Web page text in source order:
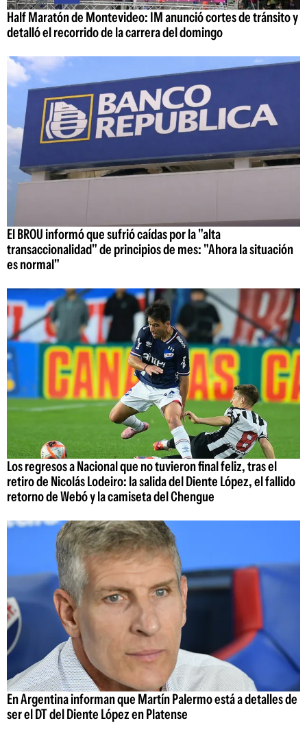
Half Maratón de Montevideo: IM anunció cortes de tránsito y
detalló el recorrido de la carrera del domingo
El BROU informó que sufrió caídas por la "alta
transaccionalidad" de principios de mes: "Ahora la situación
es normal"
Los regresos a Nacional que no tuvieron final feliz, tras el
retiro de Nicolás Lodeiro: la salida del Diente López, el fallido
retorno de Webó y la camiseta del Chengue
En Argentina informan que Martín Palermo está a detalles de
ser el DT del Diente López en Platense